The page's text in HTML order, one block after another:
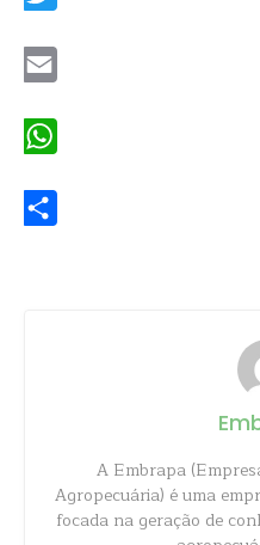
A Embrapa
Agropecuária) é uma
focada na geração de